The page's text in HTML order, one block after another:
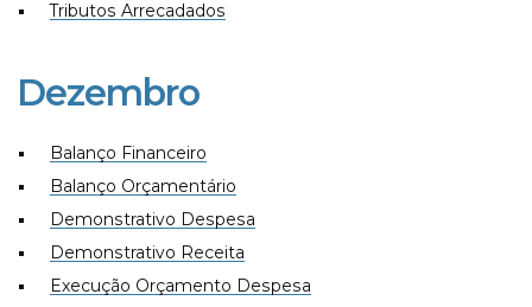
Tributos Arrecadados
Dezembro
Balanço Financeiro
Balanço Orçamentário
Demonstrativo Despesa
Demonstrativo Receita
Execução Orçamento Despesa